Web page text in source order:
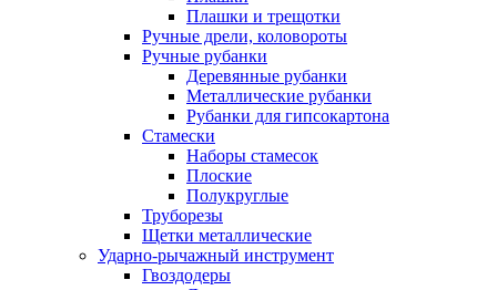
Плашки и трещотки
Ручные дрели, коловороты
Ручные рубанки
Деревянные рубанки
Металлические рубанки
Рубанки для гипсокартона
Стамески
Наборы стамесок
Плоские
Полукруглые
Труборезы
Щетки металлические
Ударно-рычажный инструмент
Гвоздодеры